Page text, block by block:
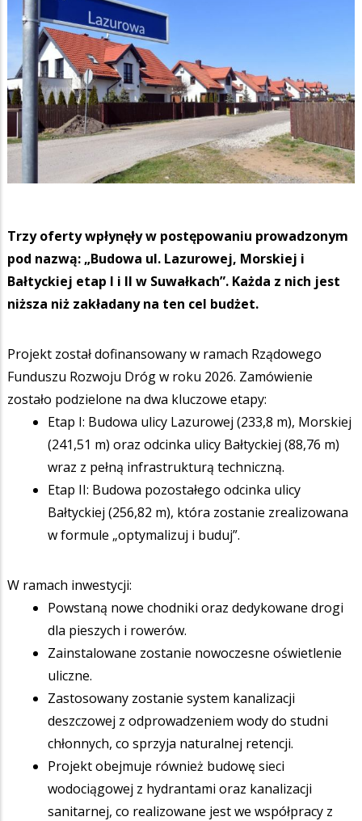
Trzy oferty wpłynęły w postępowaniu prowadzonym
pod nazwą: „Budowa ul. Lazurowej, Morskiej i
Bałtyckiej etap I i II w Suwałkach”. Każda z nich jest
niższa niż zakładany na ten cel budżet.
Projekt został dofinansowany w ramach Rządowego
Funduszu Rozwoju Dróg w roku 2026. Zamówienie
zostało podzielone na dwa kluczowe etapy:
Etap I: Budowa ulicy Lazurowej (233,8 m), Morskiej
(241,51 m) oraz odcinka ulicy Bałtyckiej (88,76 m)
wraz z pełną infrastrukturą techniczną.
Etap II: Budowa pozostałego odcinka ulicy
Bałtyckiej (256,82 m), która zostanie zrealizowana
w formule „optymalizuj i buduj”.
W ramach inwestycji:
Powstaną nowe chodniki oraz dedykowane drogi
dla pieszych i rowerów.
Zainstalowane zostanie nowoczesne oświetlenie
uliczne.
Zastosowany zostanie system kanalizacji
deszczowej z odprowadzeniem wody do studni
chłonnych, co sprzyja naturalnej retencji.
Projekt obejmuje również budowę sieci
wodociągowej z hydrantami oraz kanalizacji
sanitarnej, co realizowane jest we współpracy z